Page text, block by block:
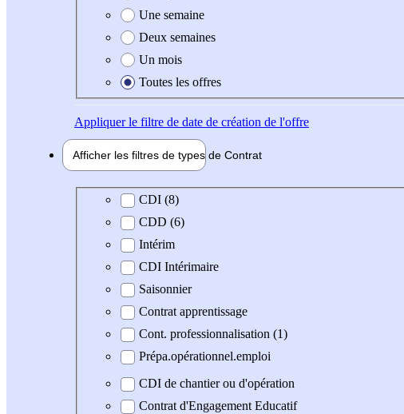
Une semaine
Deux semaines
Un mois
Toutes les offres
Appliquerle filtre de date de création de l'offre
Afficher les filtres de types de Contrat
Type de contrat
CDI (8)
CDD (6)
Intérim
CDI Intérimaire
Saisonnier
Contrat apprentissage
Cont. professionnalisation (1)
Prépa.opérationnel.emploi
CDI de chantier ou d'opération
Contrat d'Engagement Educatif